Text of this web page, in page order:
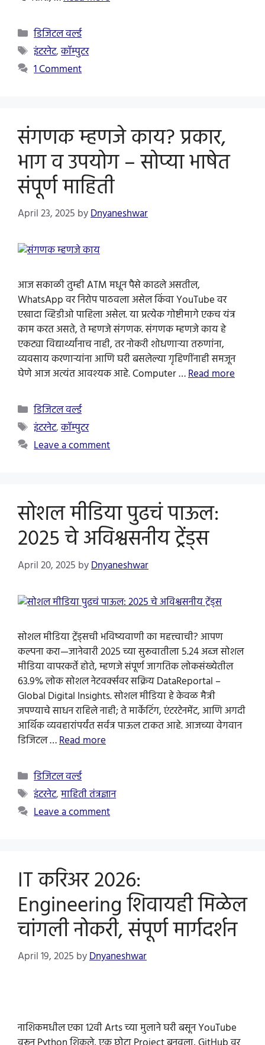
Categories
डिजिटल वर्ल्ड
Tags
इंटरनेट,कॉम्पुटर
1 Comment
संगणक म्हणजे काय? प्रकार,
भाग व उपयोग – सोप्या भाषेत
संपूर्ण माहिती
April 23, 2025 byDnyaneshwar
आज सकाळी तुम्ही ATM मधून पैसे काढले असतील,
WhatsApp वर निरोप पाठवला असेल किंवा YouTube वर
एखादा व्हिडीओ पाहिला असेल. या प्रत्येक गोष्टीमागे एकच यंत्र
काम करत असते, ते म्हणजे संगणक. संगणक म्हणजे काय हे
एकट्या विद्यार्थ्यांनाच नाही, तर नोकरी शोधणाऱ्या तरुणांना,
व्यवसाय करणाऱ्यांना आणि घरी बसलेल्या गृहिणींनाही समजून
घेणे आज अत्यंत आवश्यक आहे. Computer …Read more
Categories
डिजिटल वर्ल्ड
Tags
इंटरनेट,कॉम्पुटर
Leave a comment
सोशल मीडिया पुढचं पाऊल:
2025 चे अविश्वसनीय ट्रेंड्स
April 20, 2025 byDnyaneshwar
सोशल मीडिया ट्रेंड्सची भविष्यवाणी का महत्त्वाची? आपण
कल्पना करा—जानेवारी 2025 च्या सुरूवातीला 5.24 अब्ज सोशल
मीडिया वापरकर्ते होते, म्हणजे संपूर्ण जागतिक लोकसंख्येतील
63.9% लोक सोशल नेटवर्क्सवर सक्रिय DataReportal –
Global Digital Insights. सोशल मीडिया हे केवळ मैत्री
जपण्याचे साधन राहिले नाही; ते मार्केटिंग, एंटरटेनमेंट, आणि अगदी
आर्थिक व्यवहारांपर्यंत सर्वत्र पाऊल टाकत आहे. आजच्या वेगवान
डिजिटल …Read more
Categories
डिजिटल वर्ल्ड
Tags
इंटरनेट,माहिती तंत्रज्ञान
Leave a comment
IT करिअर 2026:
Engineering शिवायही मिळेल
चांगली नोकरी, संपूर्ण मार्गदर्शन
April 19, 2025 byDnyaneshwar
नाशिकमधील एका 12वी Arts च्या मुलाने घरी बसून YouTube